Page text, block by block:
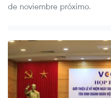
de noviembre próximo.